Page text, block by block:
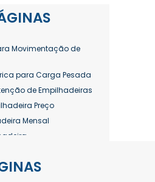
Movimentação de
para Carga Pesada
de Empilhadeiras
Preço
Mensal
Diária Valor